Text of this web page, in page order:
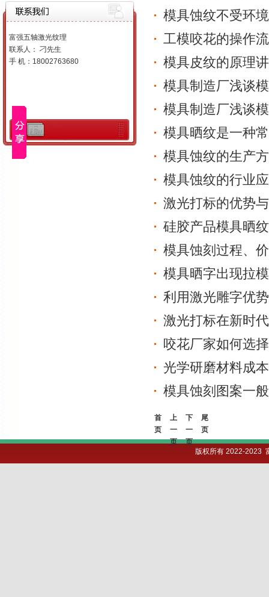
富强五轴激光纹理
联系人： 刁先生
手 机：18002763680
模具蚀纹不受环
工模咬花的操作
模具皮纹的原理
模具制造厂浅谈
模具制造厂浅谈
模具晒纹是一种
模具蚀纹的生产
模具蚀纹的行业
激光打标的优势
硅胶产品模具晒
模具蚀刻过程、
模具晒字出现拉
利用激光雕字优
激光打标在新时
咬花厂家如何选
光学研磨材料成
模具蚀刻图案一
首
页
上
一
页
下
一
页
尾
页
版权所有 2022-